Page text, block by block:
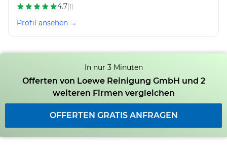
4.7(1)
Profil ansehen →
In nur 3 Minuten
Offerten von Loewe Reinigung GmbH und 2
weiteren Firmen vergleichen
OFFERTEN GRATIS ANFRAGEN